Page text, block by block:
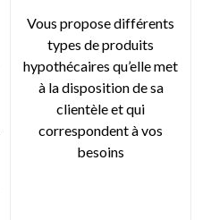
Vous propose différents
types de produits
hypothécaires qu’elle met
à la disposition de sa
clientèle et qui
correspondent à vos
besoins